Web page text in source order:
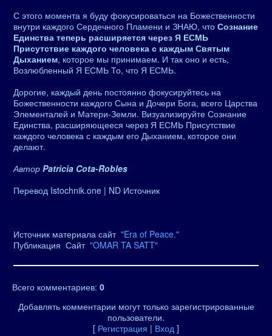
С этого момента я буду фокусироваться на Божественности
внутри каждого Сердечного Пламени и ЗНАЮ, что Сознание
Единства теперь расширяется через Я ЕСМЬ
Присутствие каждого человека с каждым Святым
Дыханием, которое мы принимаем. И так оно и есть,
Возлюбленный Я ЕСМЬ То, что Я ЕСМЬ.
Дорогие, каждый день постоянно фокусируйтесь на
Божественности каждого Сына и Дочери Бога, всего Царства
Элементалей и Матери-Земли. Визуализируйте Сознание
Единства, расширяющееся через Я ЕСМЬ Присутствие
каждого человека с каждым его Дыханием, которое они
делают.
Автор Patricia Cota-Robles
Перевод Istochnik.one | ND Источник
Источник материала сайт "Era of Peace."
Публикация Сайт "OMAR TA SATT"
Всего комментариев: 0
Добавлять комментарии могут только зарегистрированные
пользователи.
[ Регистрация | Вход ]